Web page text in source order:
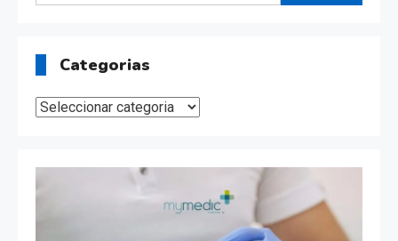
por:
Categorias
Categorias